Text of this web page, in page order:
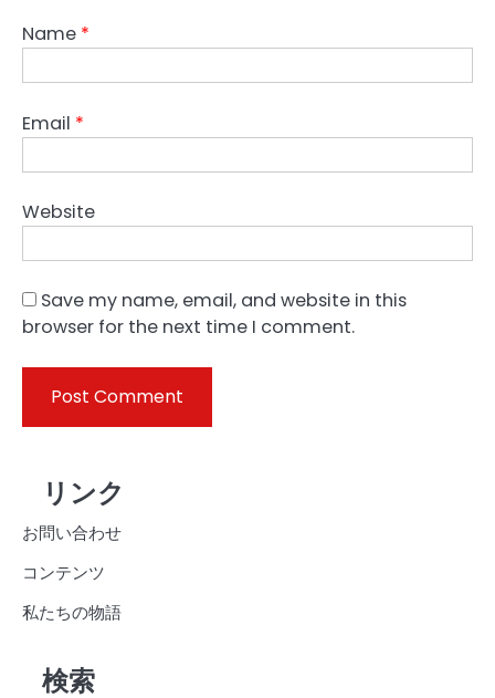
Name *
Email *
Website
Save my name, email, and website in this
browser for the next time I comment.
リンク
お問い合わせ
コンテンツ
私たちの物語
検索